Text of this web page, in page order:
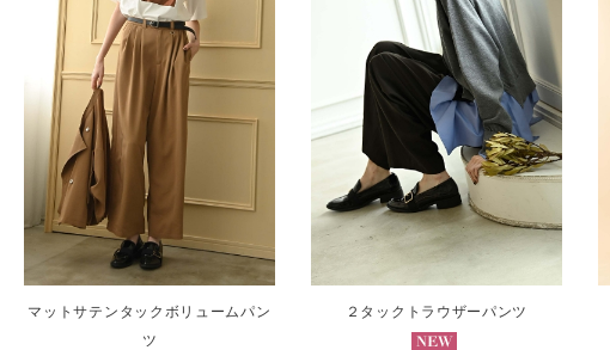
マットサテンタックボリュームパン
ツ
２タックトラウザーパンツ